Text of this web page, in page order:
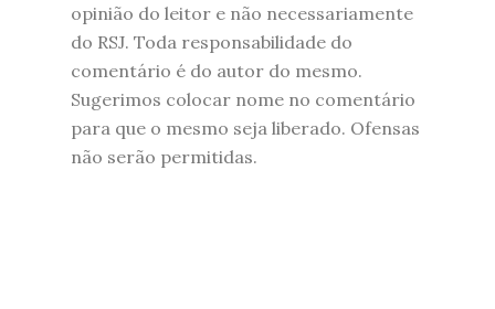
opinião do leitor e não necessariamente
do RSJ. Toda responsabilidade do
comentário é do autor do mesmo.
Sugerimos colocar nome no comentário
para que o mesmo seja liberado. Ofensas
não serão permitidas.